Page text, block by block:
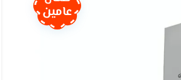
عامين